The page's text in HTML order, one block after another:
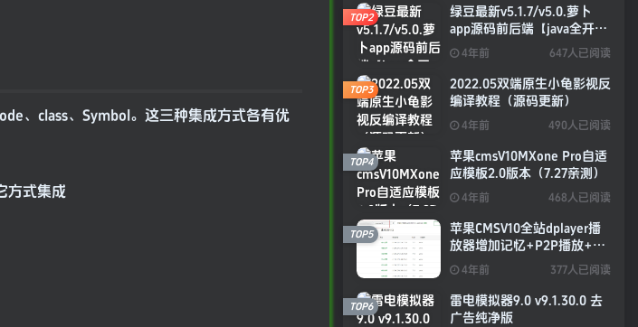
、class、Symbol。这三种集成方式各有优
方式集成
绿豆最新v5.1.7/v5.0.萝卜
app源码前后端【java全开源
免授权】
4年前 647人已阅读
TOP2
2022.05双端原生小龟影视反
编译教程（源码更新）
4年前 490人已阅读
TOP3
苹果cmsV10MXone Pro自适
应模板2.0版本（7.27亲测）
4年前 468人已阅读
TOP4
苹果CMSV10全站dplayer播
放器增加记忆+P2P播放+弹
幕+自动下一集功能
4年前 377人已阅读
TOP5
雷电模拟器9.0 v9.1.30.0 去
广告纯净版
TOP6